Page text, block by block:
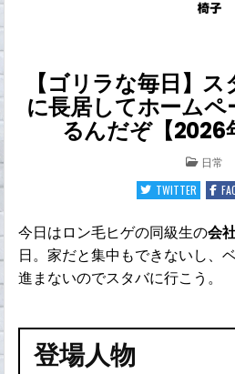
【ゴリラな毎日】
に長居してホーム
るんだぞ【2026
POSTED
IN
日常
TWITTER
今日はロン毛ヒゲの同級生の会
日。家だと集中もできないし、
進まないのでスタバに行こう。
登場人物